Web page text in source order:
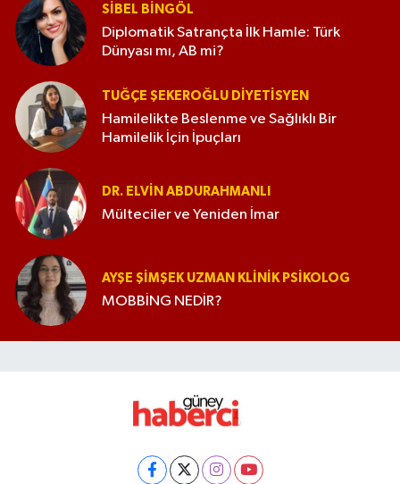
SIBEL BINGÖL
Diplomatik Satrançta İlk Hamle: Türk
Dünyası mı, AB mi?
TUĞÇE ŞEKEROĞLU DIYETISYEN
Hamilelikte Beslenme ve Sağlıklı Bir
Hamilelik İçin İpuçları
DR. ELVIN ABDURAHMANLI
Mülteciler ve Yeniden İmar
AYŞE ŞIMŞEK UZMAN KLINIK PSIKOLOG
MOBBİNG NEDİR?